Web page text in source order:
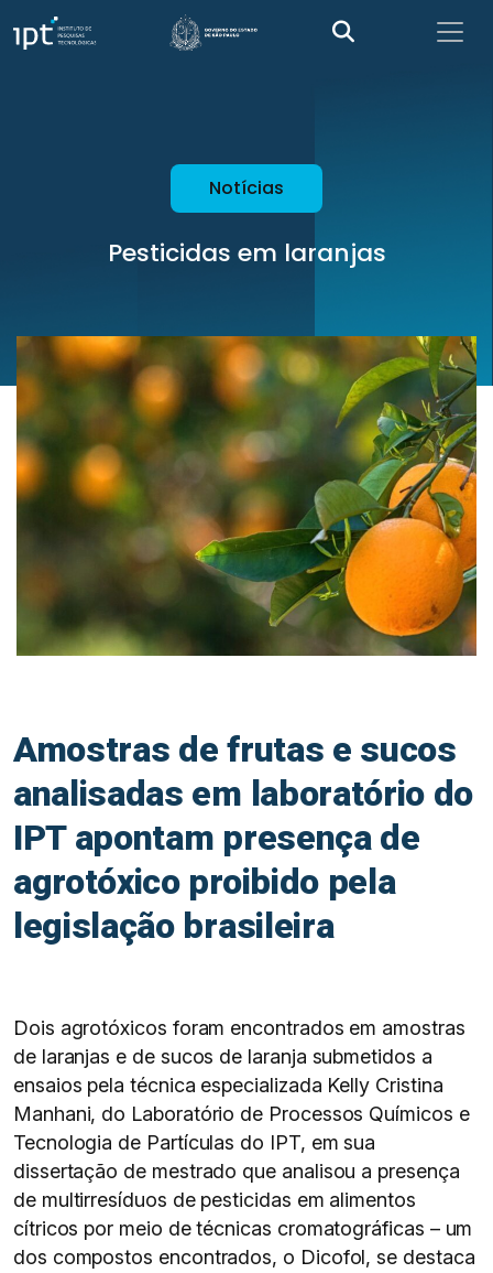
Notícias
Pesticidas em laranjas
Amostras de frutas e sucos
analisadas em laboratório do
IPT apontam presença de
agrotóxico proibido pela
legislação brasileira
Dois agrotóxicos foram encontrados em amostras
de laranjas e de sucos de laranja submetidos a
ensaios pela técnica especializada Kelly Cristina
Manhani, do Laboratório de Processos Químicos e
Tecnologia de Partículas do IPT, em sua
dissertação de mestrado que analisou a presença
de multirresíduos de pesticidas em alimentos
cítricos por meio de técnicas cromatográficas – um
dos compostos encontrados, o Dicofol, se destaca